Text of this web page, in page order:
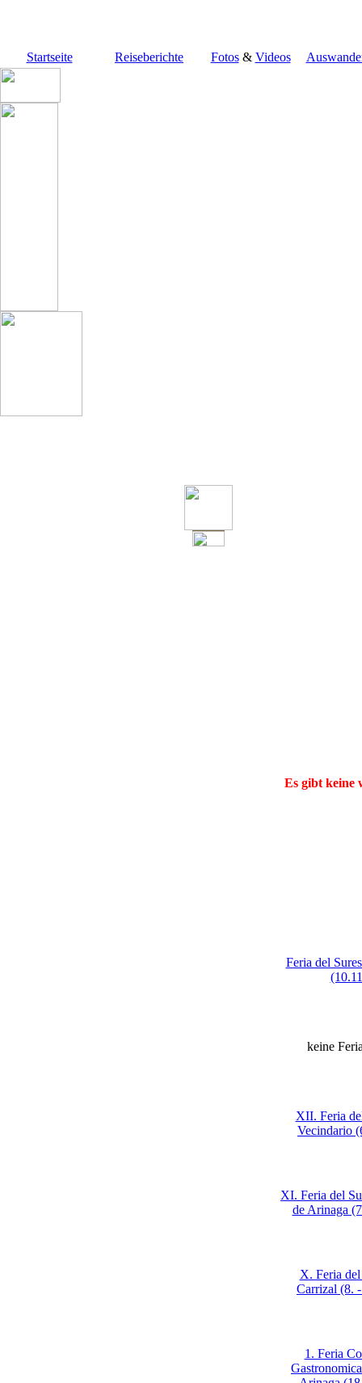
Startseite Reiseberichte Fotos& Videos
Es gibt keine
Feria del
keine
XII. Feria
Vecindario
XI. Feria del
de Arinaga
X. Feria
Carrizal (8.
1. Feria